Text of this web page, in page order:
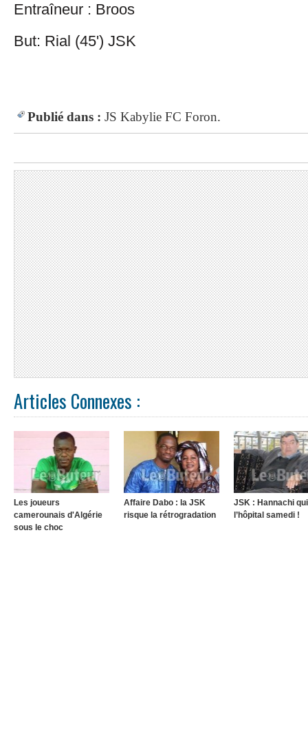
Entraîneur : Broos
But: Rial (45') JSK
Publié dans : JS Kabylie FC Foron.
Articles Connexes :
Les joueurs
camerounais d'Algérie
sous le choc
Affaire Dabo : la JSK
risque la rétrogradation
JSK : Hannachi
l’hôpital samedi !